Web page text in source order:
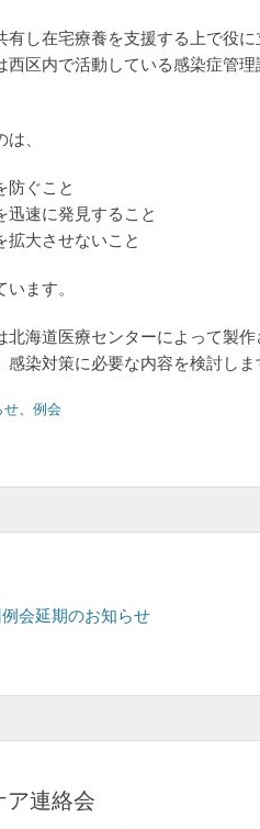
有し在宅療養を支援する上で役
西区内で活動している感染症管
、
防ぐこと
迅速に発見すること
拡大させないこと
います。
北海道医療センターによって製
感染対策に必要な内容を検討し
せ、 例会
会延期のお知らせ
ア連絡会